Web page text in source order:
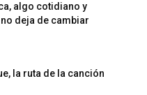
algo cotidiano y
deja de cambiar
la ruta de la canción